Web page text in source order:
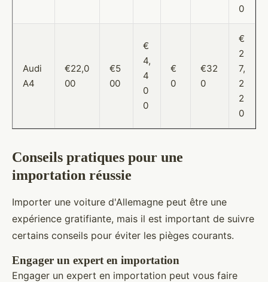
0
Audi
A4
€22,0
00
€5
00
€
4,
4
0
0
€
0
€32
0
€
2
7,
2
2
0
Conseils pratiques pour une
importation réussie
Importer une voiture d'Allemagne peut être une
expérience gratifiante, mais il est important de suivre
certains conseils pour éviter les pièges courants.
Engager un expert en importation
Engager un expert en importation peut vous faire